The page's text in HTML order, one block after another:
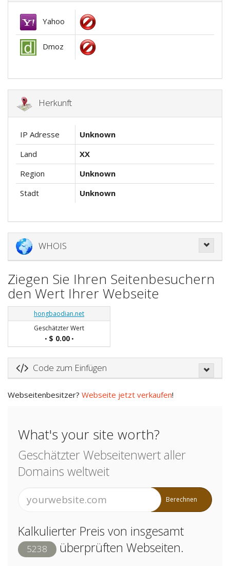
Yahoo
Dmoz
Herkunft
IP Adresse
Unknown
Land
XX
Region
Unknown
Stadt
Unknown
WHOIS
Ziegen Sie Ihren Seitenbesuchern
den Wert Ihrer Webseite
hongbaodian.net
Geschätzter Wert
• $ 0.00•
Code zum Einfügen
Webseitenbesitzer? Webseite jetzt verkaufen!
What's your site worth?
Geschätzter Webseitenwert aller
Domains weltweit
Berechnen
Kalkulierter Preis von insgesamt
5238 überprüften Webseiten.